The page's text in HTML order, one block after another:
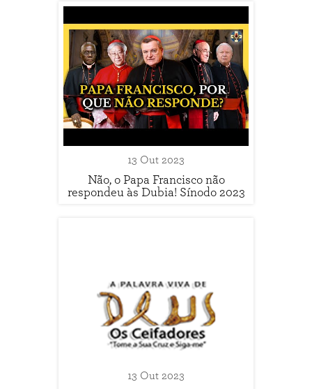
13 Out 2023
Não, o Papa Francisco não
respondeu às Dubia! Sínodo 2023
13 Out 2023